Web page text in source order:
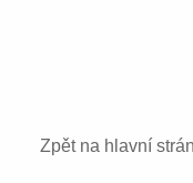
Zpět na hlavní